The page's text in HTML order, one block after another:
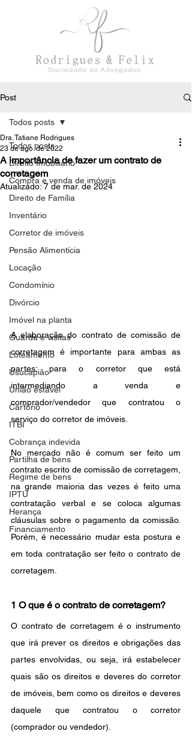
Post
Todos posts
Direito Imobiliário
Compra e venda de imóveis
Direito de Família
Inventário
Corretor de imóveis
Pensão Alimentícia
Locação
Condomínio
Divórcio
Imóvel na planta
Guarda e visitas
Loteamento
Usucapião
União estável
Cartório
ITBI
Cobrança indevida
Partilha de bens
Regime de bens
IPTU
Herança
Financiamento
Todos posts
A importância de fazer um contrato de
corretagem
Dra. Tatiane Rodrigues
23 de ago. de 2022
Atualizado:7 de mar. de 2024
A elaboração do contrato de comissão de
corretagem é importante para ambas as
partes: para o corretor que está
intermediando a venda e
comprador/vendedor que contratou o
serviço do corretor de imóveis.
No mercado não é comum ser feito um
contrato escrito de comissão de corretagem,
na grande maioria das vezes é feito uma
contratação verbal e se coloca algumas
cláusulas sobre o pagamento da comissão.
Porém, é necessário mudar esta postura e
em toda contratação ser feito o contrato de
corretagem.
1 O que é o contrato de corretagem?
O contrato de corretagem é o instrumento
que irá prever os direitos e obrigações das
partes envolvidas, ou seja, irá estabelecer
quais são os direitos e deveres do corretor
de imóveis, bem como os direitos e deveres
daquele que contratou o corretor
(comprador ou vendedor).